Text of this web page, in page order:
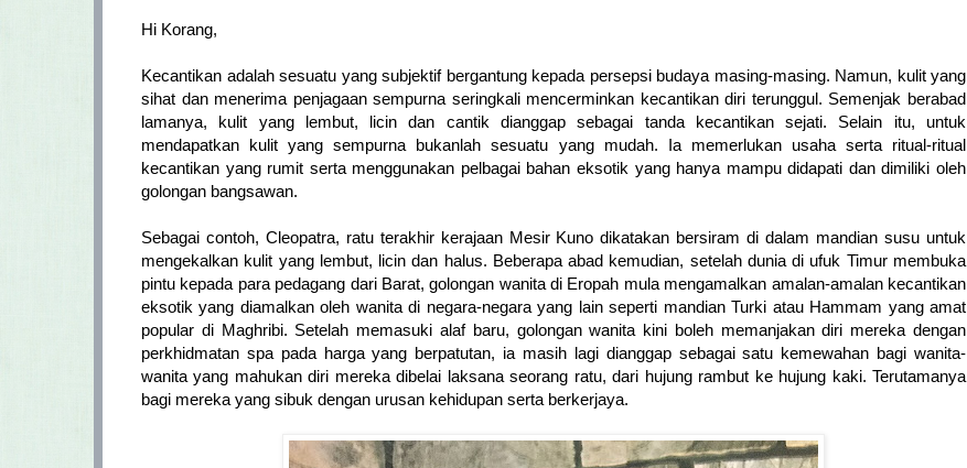
Hi Korang,
Kecantikan adalah sesuatu yang subjektif bergantung kepada persepsi budaya masing-masing. Namun, kulit yang
sihat dan menerima penjagaan sempurna seringkali mencerminkan kecantikan diri terunggul. Semenjak berabad
lamanya, kulit yang lembut, licin dan cantik dianggap sebagai tanda kecantikan sejati. Selain itu, untuk
mendapatkan kulit yang sempurna bukanlah sesuatu yang mudah. Ia memerlukan usaha serta ritual-ritual
kecantikan yang rumit serta menggunakan pelbagai bahan eksotik yang hanya mampu didapati dan dimiliki oleh
golongan bangsawan.
Sebagai contoh, Cleopatra, ratu terakhir kerajaan Mesir Kuno dikatakan bersiram di dalam mandian susu untuk
mengekalkan kulit yang lembut, licin dan halus. Beberapa abad kemudian, setelah dunia di ufuk Timur membuka
pintu kepada para pedagang dari Barat, golongan wanita di Eropah mula mengamalkan amalan-amalan kecantikan
eksotik yang diamalkan oleh wanita di negara-negara yang lain seperti mandian Turki atau Hammam yang amat
popular di Maghribi. Setelah memasuki alaf baru, golongan wanita kini boleh memanjakan diri mereka dengan
perkhidmatan spa pada harga yang berpatutan, ia masih lagi dianggap sebagai satu kemewahan bagi wanita-
wanita yang mahukan diri mereka dibelai laksana seorang ratu, dari hujung rambut ke hujung kaki. Terutamanya
bagi mereka yang sibuk dengan urusan kehidupan serta berkerjaya.